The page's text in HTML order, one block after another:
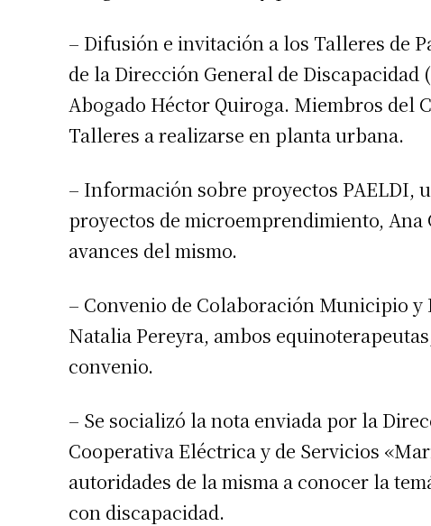
Dirección de
Nombre
Número de
– Difusión e invitación a los Talleres de
de la Dirección General de
Abogado Héctor Quiroga. Miembros del
Talleres a realizarse en planta urbana.
– Información sobre proyectos PAELDI,
proyectos de microemprendimiento,
avances del mismo.
– Convenio de Colaboración Municipio
Natalia Pereyra, ambos
convenio.
– Se socializó la nota enviada por la
Cooperativa Eléctrica y de Servicios
autoridades de la misma a conocer la
con discapacidad.